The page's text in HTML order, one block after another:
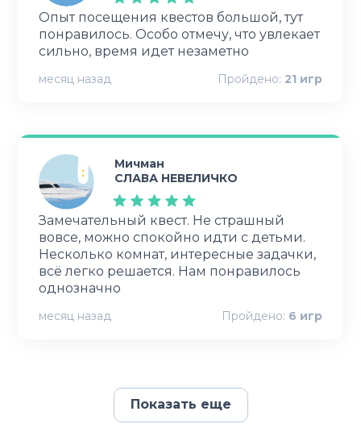
Опыт посещения квестов большой, тут
понравилось. Особо отмечу, что увлекает
сильно, время идет незаметно
месяц назад Пройдено: 21 игр
Мичман
СЛАВА НЕВЕЛИЧКО
Замечательный квест. Не страшный
вовсе, можно спокойно идти с детьми.
Несколько комнат, интересные задачки,
всё легко решается. Нам понравилось
однозначно
месяц назад Пройдено: 6 игр
Показать еще